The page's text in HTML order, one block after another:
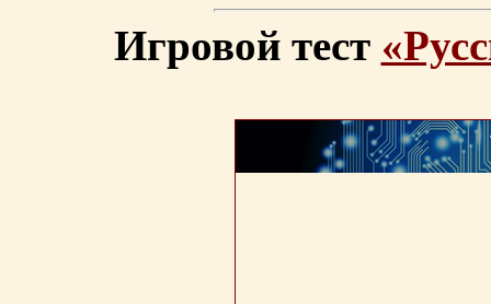
Игровой тест